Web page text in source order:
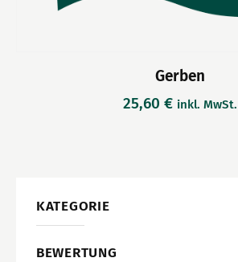
Gerben
25,60 € inkl. MwSt.
KATEGORIE
BEWERTUNG